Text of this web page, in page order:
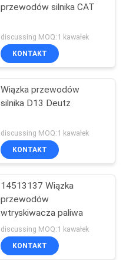
przewodów silnika CAT
discussing MOQ:1 kawałek
KONTAKT
Wiązka przewodów
silnika D13 Deutz
discussing MOQ:1 kawałek
KONTAKT
14513137 Wiązka
przewodów
wtryskiwacza paliwa
discussing MOQ:1 kawałek
KONTAKT